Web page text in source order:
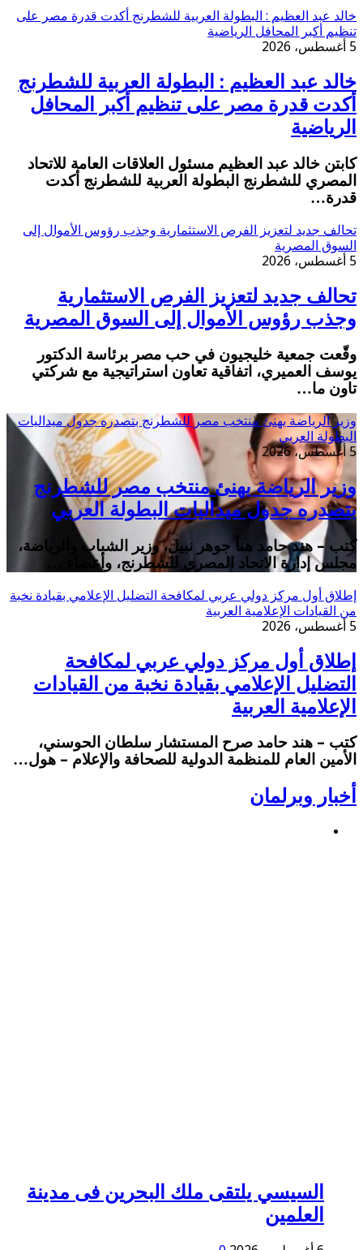
خالد عبد العظيم : البطولة العربية للشطرنج أكدت قدرة مصر على
تنظيم أكبر المحافل الرياضية
5 أغسطس، 2026
خالد عبد العظيم : البطولة العربية للشطرنج
أكدت قدرة مصر على تنظيم أكبر المحافل
الرياضية
كابتن خالد عبد العظيم مسئول العلاقات العامة للاتحاد
المصري للشطرنج البطولة العربية للشطرنج أكدت
قدرة…
تحالف جديد لتعزيز الفرص الاستثمارية وجذب رؤوس الأموال إلى
السوق المصرية
5 أغسطس، 2026
تحالف جديد لتعزيز الفرص الاستثمارية
وجذب رؤوس الأموال إلى السوق المصرية
وقّعت جمعية خليجيون في حب مصر برئاسة الدكتور
يوسف العميري، اتفاقية تعاون استراتيجية مع شركتي
تاون ما…
وزير الرياضة يهنئ منتخب مصر للشطرنج بتصدره جدول ميداليات
البطولة العربي
5 أغسطس، 2026
وزير الرياضة يهنئ منتخب مصر للشطرنج
بتصدره جدول ميداليات البطولة العربي
كتب – هند حامد هنأ جوهر نبيل، وزير الشباب والرياضة،
مجلس إدارة الاتحاد المصري للشطرنج، وأعضاء …
إطلاق أول مركز دولي عربي لمكافحة التضليل الإعلامي بقيادة نخبة
من القيادات الإعلامية العربية
5 أغسطس، 2026
إطلاق أول مركز دولي عربي لمكافحة
التضليل الإعلامي بقيادة نخبة من القيادات
الإعلامية العربية
كتب – هند حامد صرح المستشار سلطان الحوسني،
الأمين العام للمنظمة الدولية للصحافة والإعلام – هول…
أخبار وبرلمان
السيسي يلتقى ملك البحرين فى مدينة
العلمين